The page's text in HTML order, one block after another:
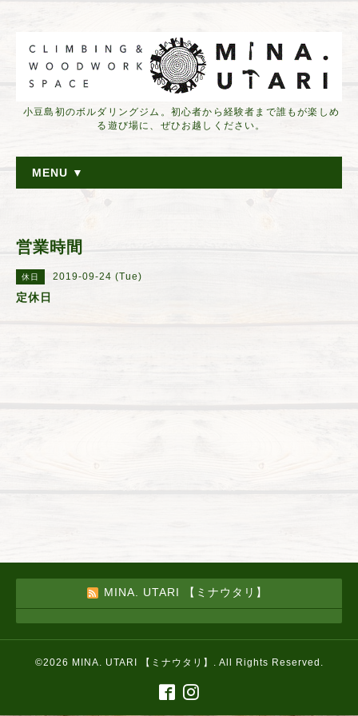
小豆島初のボルダリングジム。初心者から経験者まで誰もが楽しめ
る遊び場に、ぜひお越しください。
MENU ▼
営業時間
休日 2019-09-24 (Tue)
定休日
MINA. UTARI 【ミナウタリ】
©2026 MINA. UTARI 【ミナウタリ】 . All Rights Reserved.